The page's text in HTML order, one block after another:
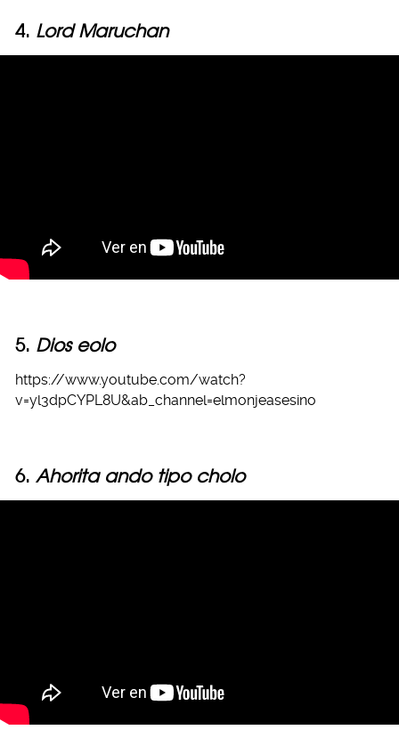
4. Lord Maruchan
5. Dios eolo
https://www.youtube.com/watch?
v=yl3dpCYPL8U&ab_channel=elmonjeasesino
6. Ahorita ando tipo cholo